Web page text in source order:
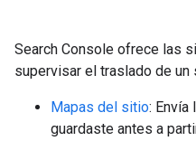
Search Console ofrece las
supervisar el traslado de un
Mapas del sitio:
guardaste antes a